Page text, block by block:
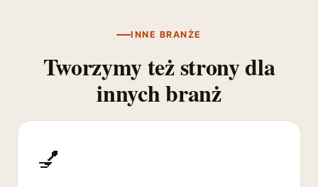
INNE BRANŻE
Tworzymy też strony dla
innych branż
💅